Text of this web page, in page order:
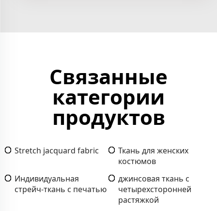
Связанные
категории
продуктов
Stretch jacquard fabric
Ткань для женских
костюмов
Индивидуальная
стрейч-ткань с печатью
джинсовая ткань с
четырехсторонней
растяжкой